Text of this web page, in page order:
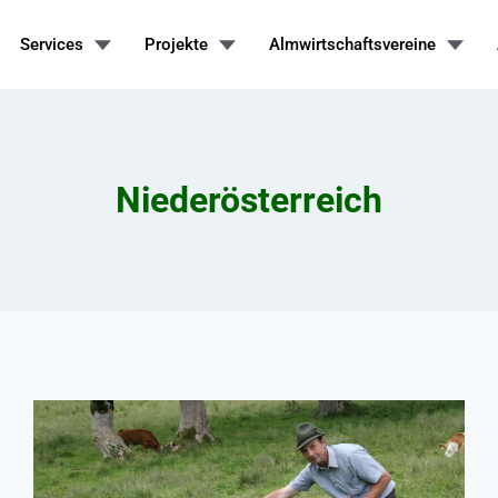
Services Projekte Almwirtschaftsvereine
Niederösterreich